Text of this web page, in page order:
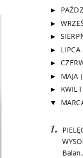
►
►
►
► LIPCA
►
► MAJA
►
▼